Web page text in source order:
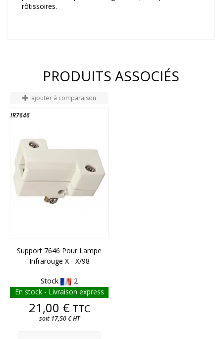
rôtissoires.
PRODUITS ASSOCIÉS
ajouter à comparaison
IR7646
Support 7646 Pour Lampe
Infrarouge X - X/98
Stock
2
En stock - Livraison express
Prix
21,00 € TTC
soit 17,50 € HT